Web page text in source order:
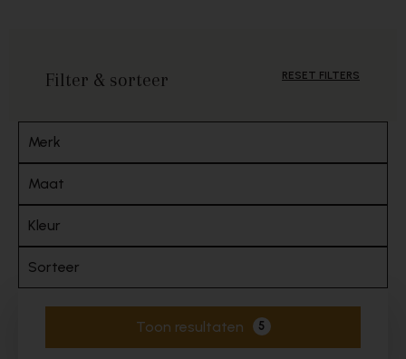
Filter & sorteer RESET FILTERS
Merk
Maat
Kleur
Sorteer
Toon resultaten 5Actieve filters